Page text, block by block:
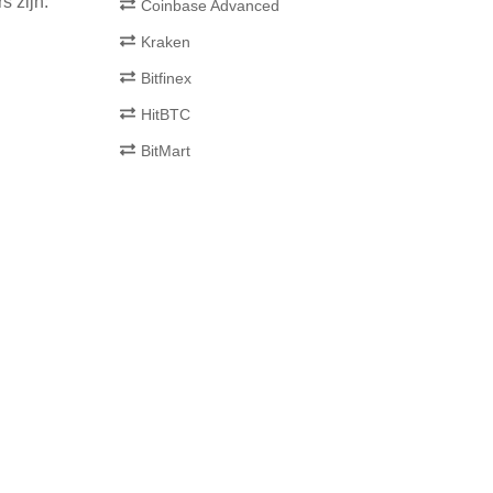
Coinbase Advanced
Kraken
Bitfinex
HitBTC
BitMart